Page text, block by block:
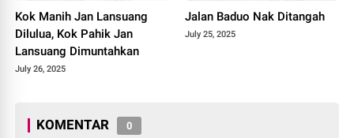
Kok Manih Jan Lansuang
Dilulua, Kok Pahik Jan
Lansuang Dimuntahkan
July 26, 2025
Jalan Baduo Nak Ditangah
July 25, 2025
KOMENTAR 0